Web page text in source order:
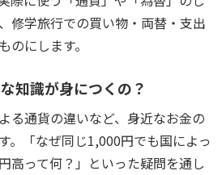
修学旅行での買い物・両替・支出
のにします。
知識が身につくの？
る通貨の違いなど、身近なお金の
。「なぜ同じ1,000円でも国によっ
高って何？」といった疑問を通し